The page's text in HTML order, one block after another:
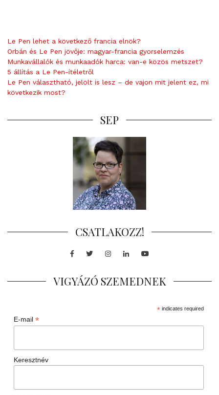
t
Le Pen lehet a következő francia elnök?
Orbán és Le Pen jövője: magyar-francia gyorselemzés
Munkavállalók és munkaadók harca: van-e közös metszet?
5 állítás a Le Pen-ítéletről
Le Pen választható, jelölt is lesz – de vajon mit jelent ez, mi
következik most?
SEP
CSATLAKOZZ!
Facebook
TwitterInstagram
LinkedInYoutube
VIGYÁZÓ SZEMEDNEK
*indicates required
E-mail *
Keresztnév